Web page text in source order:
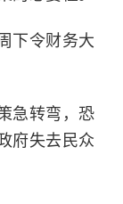
下令财务大
急转弯，恐
府失去民众